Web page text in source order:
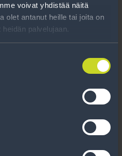
voivat yhdistää näitä
olet antanut heille tai joita on
palvelujaan.
parhaat